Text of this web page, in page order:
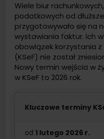
Wiele biur
podatkowych od
przygotowywało się na
wystawiania faktur. Ich
obowiązek korzystania
(KSeF) nie został
Nowy termin wejścia w
w KSeF to 2026 rok.
Kluczowe terminy
od 1 lutego 2026 r.